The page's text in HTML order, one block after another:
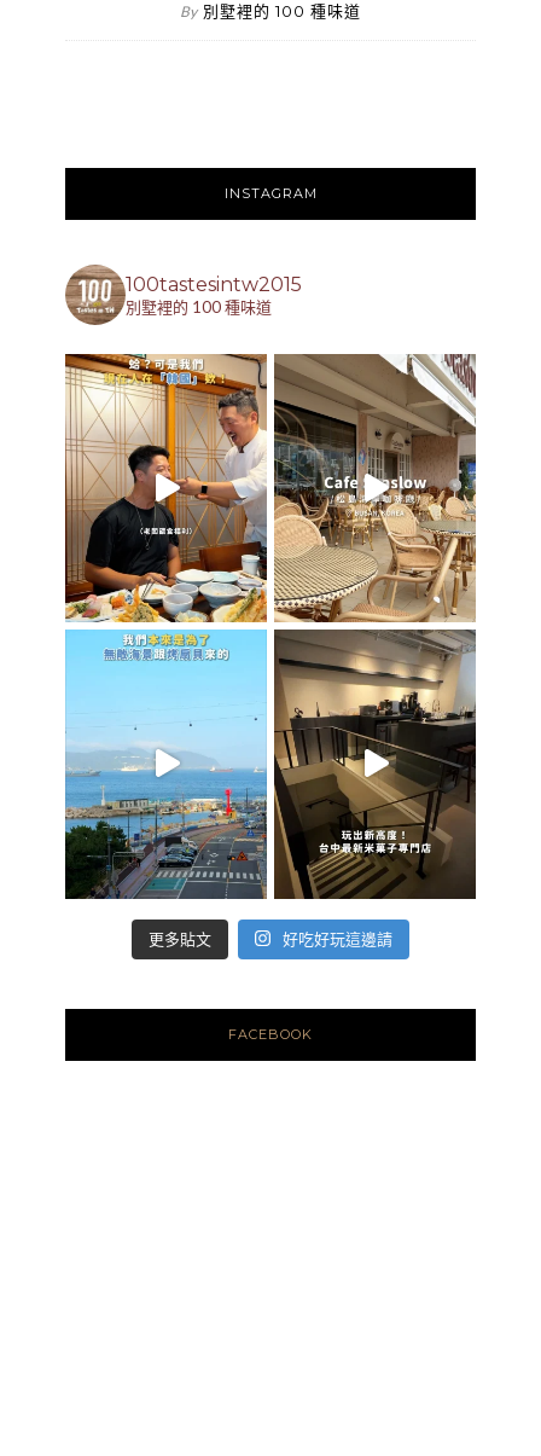
By 別墅裡的 100 種味道
INSTAGRAM
100tastesintw2015
別墅裡的 100 種味道
更多貼文 好吃好玩這邊請
FACEBOOK